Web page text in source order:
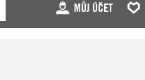
MŮJ ÚČET